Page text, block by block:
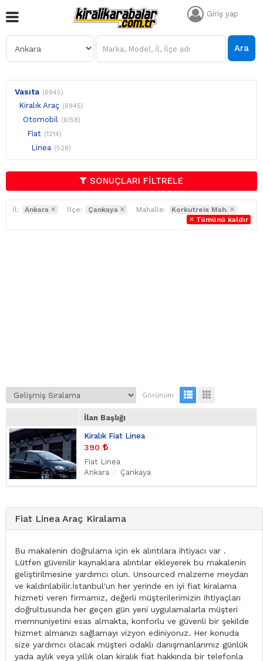
Giriş yap
Ara
Vasıta (6945)
Kiralık Araç (6945)
Otomobil (6158)
Fiat (1214)
Linea (528)
SONUÇLARI FİLTRELE
İl: Ankara İlçe: Çankaya Mahalle:
Korkutreis Mah.
Tümünü kaldır
Görünüm
İlan Başlığı
Kiralık Fiat Linea
390
Fiat Linea
Ankara
Çankaya
Fiat Linea Araç Kiralama
Bu makalenin doğrulama için ek alıntılara ihtiyacı var .
Lütfen güvenilir kaynaklara alıntılar ekleyerek bu makalenin
geliştirilmesine yardımcı olun. Unsourced malzeme meydan
ve kaldırılabilir.İstanbul'un her yerinde en iyi fiat kiralama
hizmeti veren firmamız, değerli müşterilerimizin ihtiyaçları
doğrultusunda her geçen gün yeni uygulamalarla müşteri
memnuniyetini esas almakta, konforlu ve güvenli bir şekilde
hizmet almanızı sağlamayı vizyon ediniyoruz. Her konuda
size yardımcı olacak müşteri odaklı danışmanlarımız günlük
yada aylık veya yıllık olan kiralık fiat hakkında bir telefonla